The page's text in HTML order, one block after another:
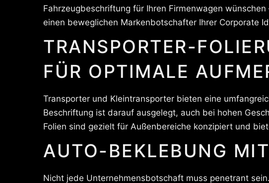
Fahrzeugbeschriftung für Ihren Firmenwagen
einen beweglichen Markenbotschafter Ihrer Corporate
TRANSPORTER-
FÜR OPTIMALE
Transporter und Kleintransporter bieten eine
Beschriftung ist darauf ausgelegt, auch bei hohen
Folien sind gezielt für Außenbereiche konzipiert und
AUTO-BEKLEBUNG
Nicht jede Unternehmensbotschaft muss penetrant